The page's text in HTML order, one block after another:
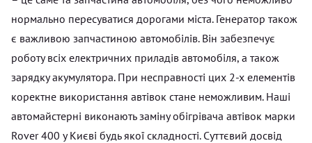
нормально пересуватися дорогами міста. Генератор також
є важливою запчастиною автомобілів. Він забезпечує
роботу всіх електричних приладів автомобіля, а також
зарядку акумулятора. При несправності цих 2-х елементів
коректне використання автівок стане неможливим. Наші
автомайстерні виконають заміну обігрівача автівок марки
Rover 400 у Києві будь якої складності. Суттєвий досвід